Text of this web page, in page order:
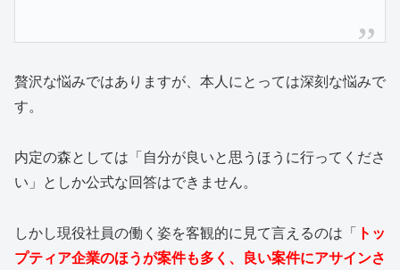
贅沢な悩みではありますが、本人にとっては深刻な悩みで
す。
内定の森としては「自分が良いと思うほうに行ってくださ
い」としか公式な回答はできません。
しかし現役社員の働く姿を客観的に見て言えるのは「 トッ
プティア企業のほうが案件も多く、良い案件にアサインさ